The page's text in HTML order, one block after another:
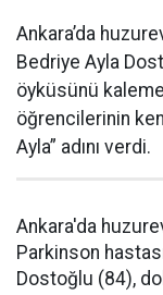
Ankara’da
Bedriye Ayla
öyküsünü
öğrencilerinin
Ayla” adını verdi.
Ankara'da
Parkinson
Dostoğlu (84),